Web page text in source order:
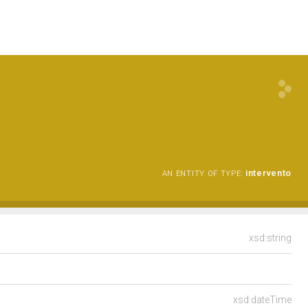
AN ENTITY OF TYPE: intervento
xsd:string
xsd:dateTime